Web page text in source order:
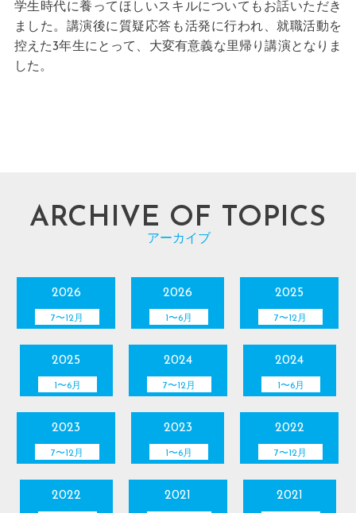
学生時代に養ってほしいスキルについてもお話いただき
ました。講演後に質疑応答も活発に行われ、就職活動を
控えた3年生にとって、大変有意義な里帰り講演となりま
した。
ARCHIVE OF TOPICS
アーカイブ
2026
7〜12月
2026
1〜6月
2025
7〜12月
2025
1〜6月
2024
7〜12月
2024
1〜6月
2023
7〜12月
2023
1〜6月
2022
7〜12月
2022 2021 2021